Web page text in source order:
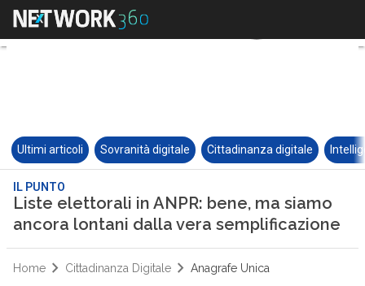
Ultimi articoli Sovranità digitale Cittadinanza digitale
IL PUNTO
Liste elettorali in ANPR: bene, ma siamo
ancora lontani dalla vera semplificazione
Home Cittadinanza Digitale Anagrafe Unica